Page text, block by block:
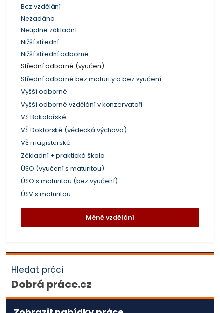
Bez vzdělání
Nezadáno
Neúplné základní
Nižší střední
Nižší střední odborné
Střední odborné (vyučen)
Střední odborné bez maturity a bez vyučení
Vyšší odborné
Vyšší odborné vzdělání v konzervatoři
VŠ Bakalářské
VŠ Doktorské (vědecká výchova)
VŠ magisterské
Základní + praktická škola
ÚSO (vyučení s maturitou)
ÚSO s maturitou (bez vyučení)
ÚSV s maturitou
Méně vzdělání
Hledat práci
Dobrá práce.cz